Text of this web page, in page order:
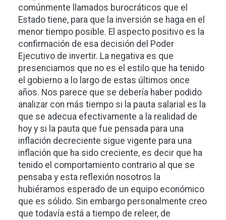
comúnmente llamados burocráticos que el
Estado tiene, para que la inversión se haga en el
menor tiempo posible. El aspecto positivo es la
confirmación de esa decisión del Poder
Ejecutivo de invertir. La negativa es que
presenciamos que no es el estilo que ha tenido
el gobierno a lo largo de estas últimos once
años. Nos parece que se debería haber podido
analizar con más tiempo si la pauta salarial es la
que se adecua efectivamente a la realidad de
hoy y si la pauta que fue pensada para una
inflación decreciente sigue vigente para una
inflación que ha sido creciente, es decir que ha
tenido el comportamiento contrario al que se
pensaba y esta reflexión nosotros la
hubiéramos esperado de un equipo económico
que es sólido. Sin embargo personalmente creo
que todavía está a tiempo de releer, de